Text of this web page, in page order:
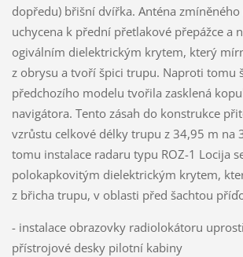
dopředu) břišní dvířka. Anténa
uchycena k přední přetlakové přepážce a
ogiválním dielektrickým krytem, který
z obrysu a tvoří špici trupu. Naproti tomu
předchozího modelu tvořila zasklená
navigátora. Tento zásah do konstrukce
vzrůstu celkové délky trupu z 34,95 m na
tomu instalace radaru typu ROZ-1 Locija
polokapkovitým dielektrickým krytem,
z břicha trupu, v oblasti před šachtou
- instalace obrazovky radiolokátoru
přístrojové desky pilotní kabiny